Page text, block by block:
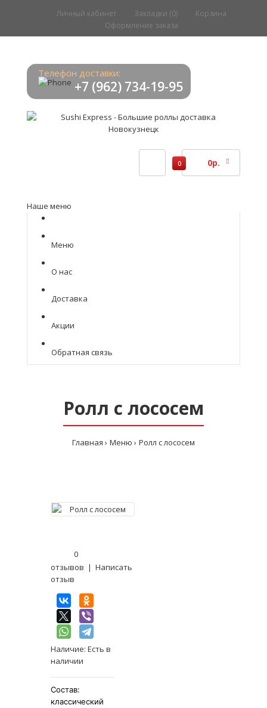
Личный кабинет Закладки (0)
Корзина
Оформление заказа
Телефон доставки:
+7 (962) 734-19-95
0 0р.
Наше меню
Меню
О нас
Доставка
Акции
Обратная связь
Ролл с лососем
Главная Меню Ролл с лососем
0
отзывов | Написать
отзыв
Наличие: Есть в
наличии
Состав:
классический